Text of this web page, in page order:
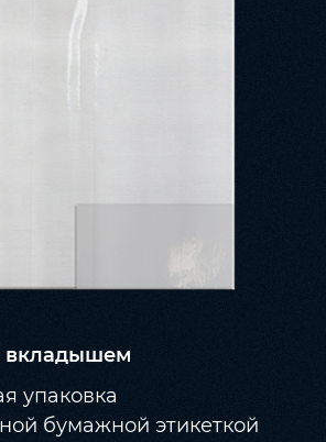
вкладышем
упаковка
бумажной этикеткой